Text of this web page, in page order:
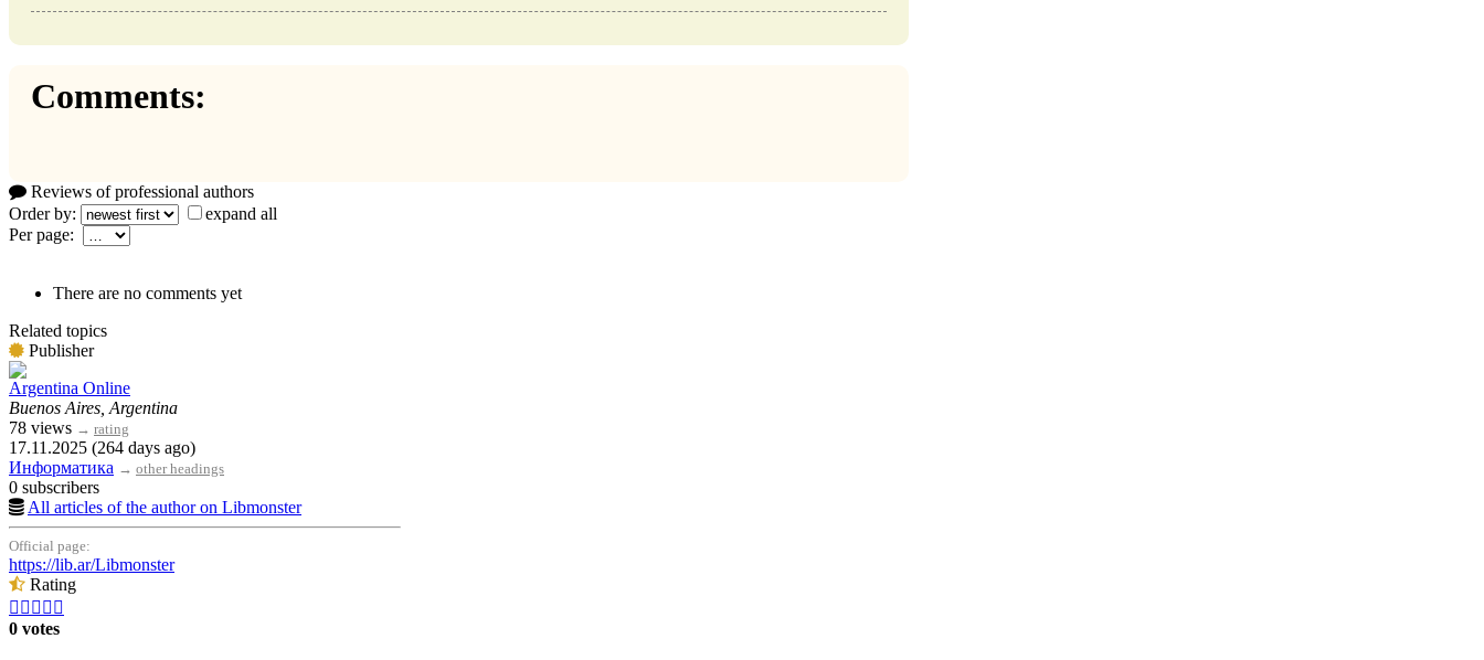
Comments:
Reviews of professional authors
Order by:
expand all
Per page:
There are no comments yet
Related topics
Publisher
Argentina Online
Buenos Aires, Argentina
78 views → rating
17.11.2025 (264 days ago)
Информатика → other headings
0 subscribers
All articles of the author on Libmonster
Official page:
https://lib.ar/Libmonster
Rating
    
0 votes